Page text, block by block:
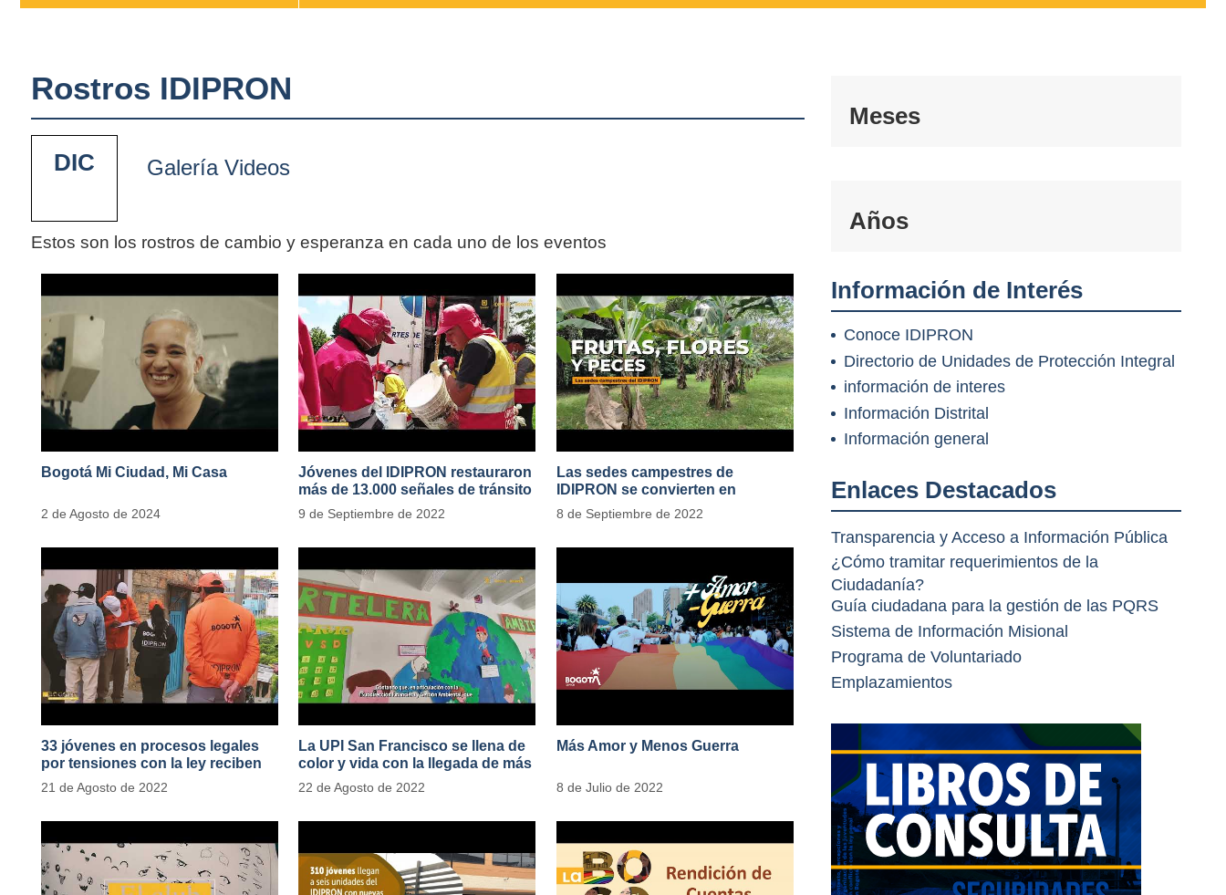
Rostros IDIPRON
Galería Videos
Estos son los rostros de cambio y esperanza en cada uno de los eventos
Bogotá Mi Ciudad, Mi Casa
2 de Agosto de 2024
Jóvenes del IDIPRON restauraron
más de 13.000 señales de tránsito
9 de Septiembre de 2022
Las sedes campestres de
IDIPRON se convierten en
laboratorios agroecológicos
8 de Septiembre de 2022
33 jóvenes en procesos legales
por tensiones con la ley reciben
apoyo alimentario y pedagógico
del IDIPRON
21 de Agosto de 2022
La UPI San Francisco se llena de
color y vida con la llegada de más
de 1100 ejemplares vegetales
22 de Agosto de 2022
Más Amor y Menos Guerra
8 de Julio de 2022
Pages
DIC
Meses
Años
Información de Interés
Conoce IDIPRON
Directorio de Unidades de Protección Integral
información de interes
Información Distrital
Información general
Enlaces Destacados
Transparencia y Acceso a Información Pública
¿Cómo tramitar requerimientos de la
Ciudadanía?
Guía ciudadana para la gestión de las PQRS
Sistema de Información Misional
Programa de Voluntariado
Emplazamientos